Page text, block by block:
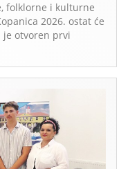
folklorne i kulturne
2026. ostat će
je otvoren prvi